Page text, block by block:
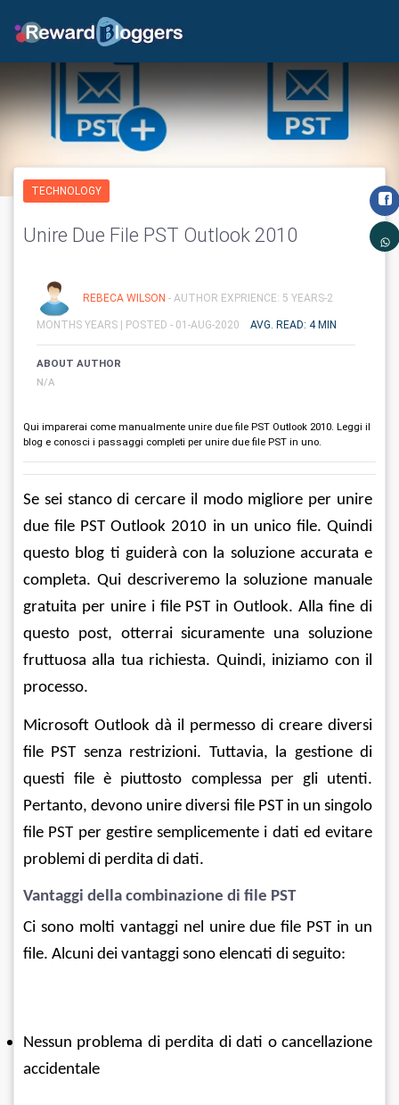
TECHNOLOGY
Unire Due File PST Outlook 2010
REBECA WILSON - AUTHOR EXPRIENCE: 5 YEARS-2
MONTHS YEARS | POSTED - 01-AUG-2020 AVG. READ: 4 MIN
ABOUT AUTHOR
N/A
Qui imparerai come manualmente unire due file PST Outlook 2010. Leggi il
blog e conosci i passaggi completi per unire due file PST in uno.
Se sei stanco di cercare il modo migliore per unire
due file PST Outlook 2010 in un unico file. Quindi
questo blog ti guiderà con la soluzione accurata e
completa. Qui descriveremo la soluzione manuale
gratuita per unire i file PST in Outlook. Alla fine di
questo post, otterrai sicuramente una soluzione
fruttuosa alla tua richiesta. Quindi, iniziamo con il
processo.
Microsoft Outlook dà il permesso di creare diversi
file PST senza restrizioni. Tuttavia, la gestione di
questi file è piuttosto complessa per gli utenti.
Pertanto, devono unire diversi file PST in un singolo
file PST per gestire semplicemente i dati ed evitare
problemi di perdita di dati.
Vantaggi della combinazione di file PST
Ci sono molti vantaggi nel unire due file PST in un
file. Alcuni dei vantaggi sono elencati di seguito:
Nessun problema di perdita di dati o cancellazione
accidentale